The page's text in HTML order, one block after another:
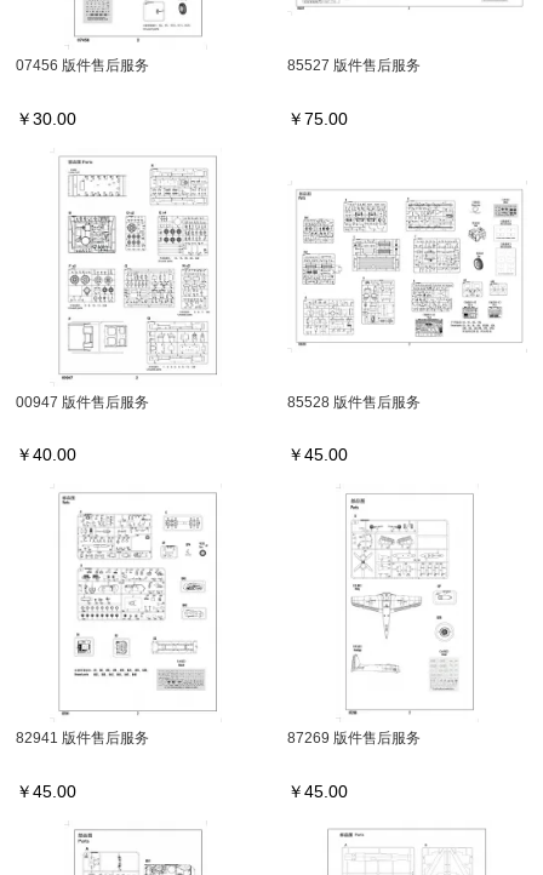
07456 版件售后服务
￥30.00
85527 版件售后服务
￥75.00
00947 版件售后服务
￥40.00
85528 版件售后服务
￥45.00
82941 版件售后服务
￥45.00
87269 版件售后服务
￥45.00